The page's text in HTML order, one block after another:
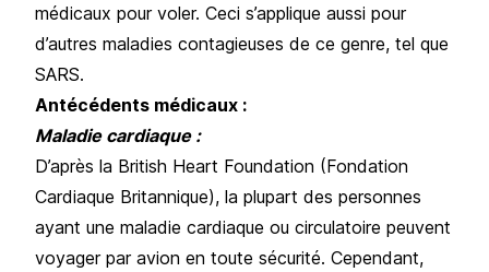
médicaux pour voler. Ceci s’applique aussi pour
d’autres maladies contagieuses de ce genre, tel que
SARS.
Antécédents médicaux :
Maladie cardiaque :
D’après la British Heart Foundation (Fondation
Cardiaque Britannique), la plupart des personnes
ayant une maladie cardiaque ou circulatoire peuvent
voyager par avion en toute sécurité. Cependant,